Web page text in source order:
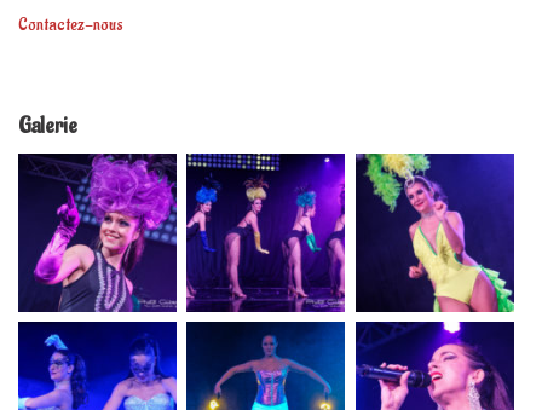
Contactez-nous
Galerie